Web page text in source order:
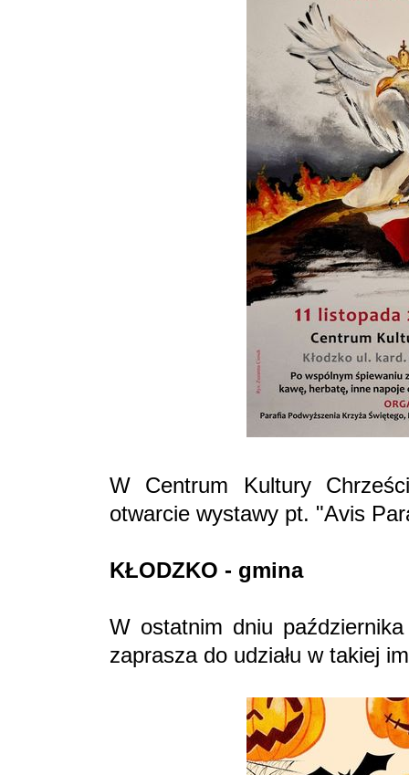
W Centrum Kultury
otwarcie wystawy pt. "Avis
KŁODZKO - gmina
W ostatnim dniu
zaprasza do udziału w takiej